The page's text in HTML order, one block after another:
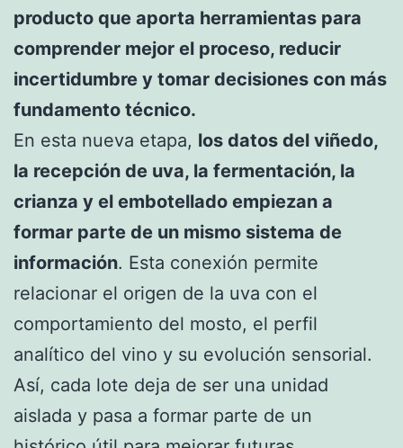
producto que aporta herramientas para
comprender mejor el proceso, reducir
incertidumbre y tomar decisiones con más
fundamento técnico.
En esta nueva etapa, los datos del viñedo,
la recepción de uva, la fermentación, la
crianza y el embotellado empiezan a
formar parte de un mismo sistema de
información. Esta conexión permite
relacionar el origen de la uva con el
comportamiento del mosto, el perfil
analítico del vino y su evolución sensorial.
Así, cada lote deja de ser una unidad
aislada y pasa a formar parte de un